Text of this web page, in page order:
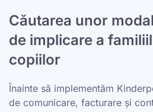
Căutarea unor
de implicare a
copiilor
Înainte să implementăm
de comunicare, facturare și